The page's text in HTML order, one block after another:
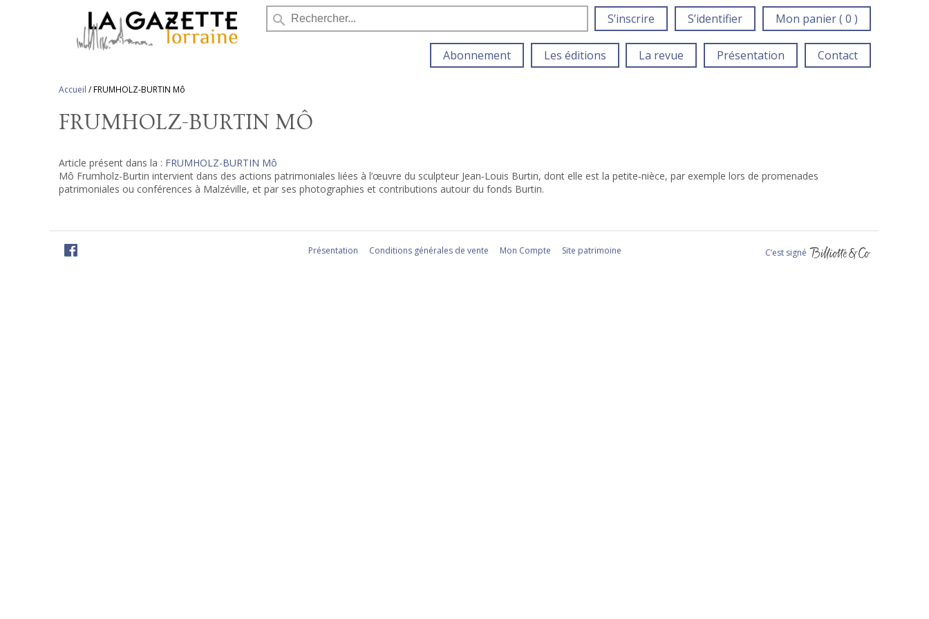
search S’inscrire S’identifier Mon panier ( 0 )
Abonnement Les éditions La revue Présentation Contact
Accueil /FRUMHOLZ-BURTIN Mô
FRUMHOLZ-BURTIN MÔ
Article présent dans la : FRUMHOLZ-BURTIN Mô
Mô Frumholz-Burtin intervient dans des actions patrimoniales liées à l’œuvre du sculpteur Jean‑Louis Burtin, dont elle est la petite‑nièce, par exemple lors de promenades
patrimoniales ou conférences à Malzéville, et par ses photographies et contributions autour du fonds Burtin.
Présentation Conditions générales de vente Mon Compte Site patrimoine C‘est signé